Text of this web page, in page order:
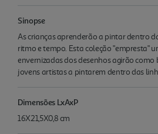
Sinopse
As crianças aprenderão a pintar dentro
ritmo e tempo. Esta coleção "empresta"
envernizadas dos desenhos agirão
jovens artistas a pintarem dentro das
Dimensões LxAxP
16X21,5X0,8 cm